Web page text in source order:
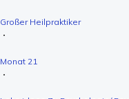
Großer Heilpraktiker
Monat 21